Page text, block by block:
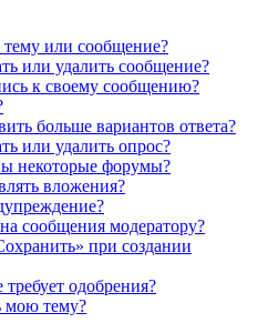
или сообщение?
или удалить сообщение?
к своему сообщению?
больше вариантов ответа?
или удалить опрос?
некоторые форумы?
вложения?
сообщения модератору?
при создании
одобрения?
мою тему?